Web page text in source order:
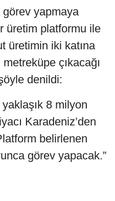
görev yapmaya
üretim platformu ile
üretimin iki katına
çıkacağı
denildi:
8 milyon
Karadeniz’den
belirlenen
görev yapacak.”